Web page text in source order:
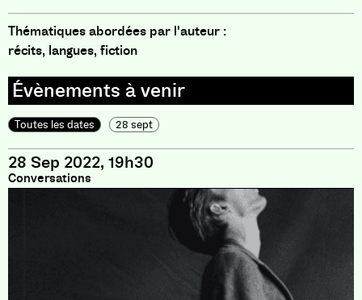
Thématiques abordées par l'auteur :
récits, langues, fiction
Toutes les dates 28 sept
28 Sep 2022, 19h30
Conversations